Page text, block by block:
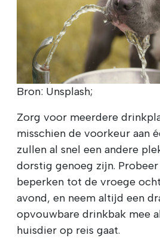
Bron: Unsplash;
Zorg voor meerdere
misschien de voorkeur aan
zullen al snel een andere
dorstig genoeg zijn.
beperken tot de vroege
avond, en neem altijd een
opvouwbare drinkbak mee
huisdier op reis gaat.